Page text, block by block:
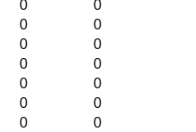
0
0
0
0
0
0
0
0
0
0
0
0
0
0